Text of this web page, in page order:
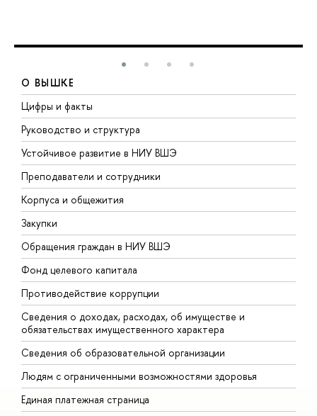
О ВЫШКЕ
Цифры и факты
Руководство и структура
Устойчивое развитие в НИУ ВШЭ
Преподаватели и сотрудники
Корпуса и общежития
Закупки
Обращения граждан в НИУ ВШЭ
Фонд целевого капитала
Противодействие коррупции
Сведения о доходах, расходах, об имуществе и
обязательствах имущественного характера
Сведения об образовательной организации
Людям с ограниченными возможностями здоровья
Единая платежная страница